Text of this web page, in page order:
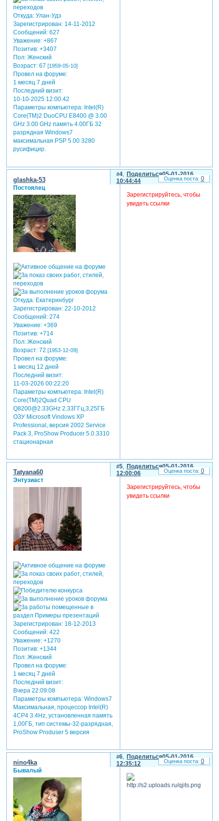
Откуда:Улан-Удэ
Зарегистрирован: 14-11-2012
Сообщений:627
Уважение: +867
Позитив: +3407
Пол:Женский
Возраст:67 [1959-05-10]
Провел на форуме:
1 месяц 7 дней
Последний визит:
10-10-2025 12:00:42
Параметры компьютера:Intel(R)
Core(TM)2 DuoCPU E8400 @ 3.00
GHz 3.00 GHz память 4.00ГБ 32
разрядная Windows7
максимальная.PSP 5.00 3280
русифицир.
Поделиться
4
05-01-2016
10:44:44
glashka-53
Постоялец
Откуда:Екатеринбург
Зарегистрирован: 22-10-2012
Сообщений:274
Уважение: +369
Позитив: +714
Пол:Женский
Возраст:72 [1953-12-09]
Провел на форуме:
1 месяц 12 дней
Последний визит:
11-03-2026 00:22:20
Параметры компьютера:Intel(R)
Core(TM)2Quad CPU
Q8200@2.33GHz 2.33ГГц,3,25ГБ
ОЗУ Microsoft Vindows XP
Professional, версия 2002 Service
Pack 3, ProShow Producer 5.0.3310
стационарная
Зарегистрируйтесь, чтобы
увидеть ссылки
0
Поделиться
5
05-01-2016
12:00:06
Tatyana60
Энтузиаст
Зарегистрирован: 18-12-2013
Сообщений:422
Уважение: +1270
Позитив: +1344
Пол:Женский
Провел на форуме:
1 месяц 7 дней
Последний визит:
Вчера 22:09:08
Параметры компьютера:Windows7
Максимальная, процессор Intel(R)
4CP4 3.4Hz, установленная память
1,00ГБ, тип системы-32-разрядная,
ProShow Produser 5 версия
Зарегистрируйтесь, чтобы
увидеть ссылки
0
Поделиться
6
05-01-2016
12:35:12
nino4ka
Бывалый
0